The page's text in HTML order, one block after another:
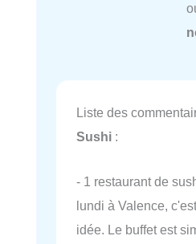
Liste des
Sushi :
- 1 restaurant de
lundi à Valence,
idée. Le buffet est